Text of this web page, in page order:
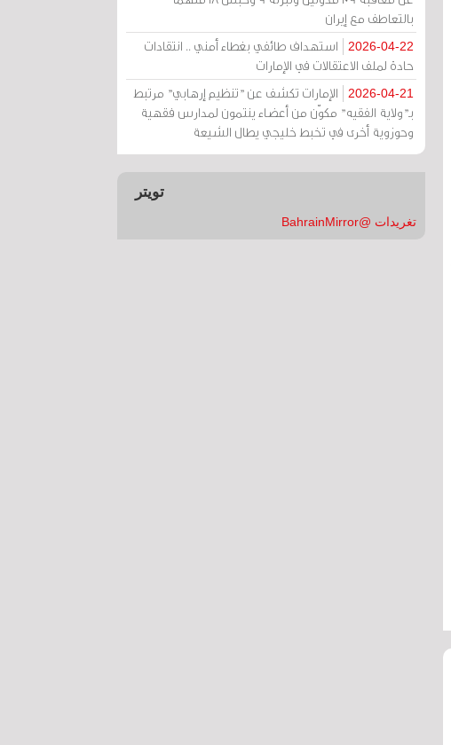
بالتعاطف مع إيران
2026-04-22
استهداف طائفي بغطاء أمني .. انتقادات
حادة لملف الاعتقالات في الإمارات
2026-04-21
الإمارات تكشف عن "تنظيم إرهابي" مرتبط
بـ"ولاية الفقيه" مكوّن من أعضاء ينتمون لمدارس فقهية
وحوزوية أخرى في تخبط خليجي يطال الشيعة
تويتر
تغريدات @BahrainMirror